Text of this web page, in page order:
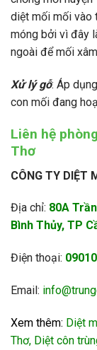
diệt mối mối vào
móng bởi vì đây
ngoài để mối
Xử lý gỗ: Áp
con mối đang
Liên hệ
Thơ
CÔNG TY DIỆT
Địa chỉ: 80A
Bình Thủy, TP
Điện thoại:
Email:
Xem thêm: Diệt
Thơ, Diệt côn